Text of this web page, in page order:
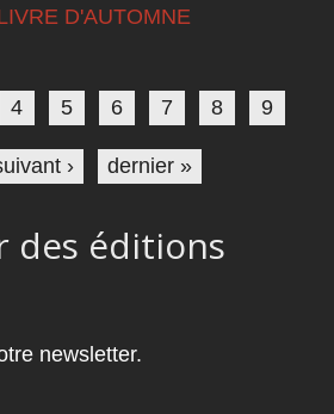
D'AUTOMNE
4 5 6 7 8 9
› dernier »
des éditions
newsletter.